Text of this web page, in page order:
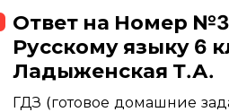
Ответ на Номер
Русскому языку 6
Ладыженская Т.А.
ГДЗ (готовое домашние